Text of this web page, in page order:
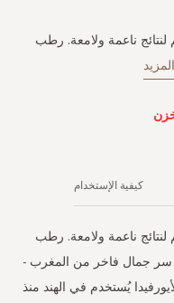
ناعمة ولامعة. رطب
ناعمة ولامعة. رطب
جمال فاخر من المغرب -
يُستخدم في الهند منذ
كيفية الإستخدام